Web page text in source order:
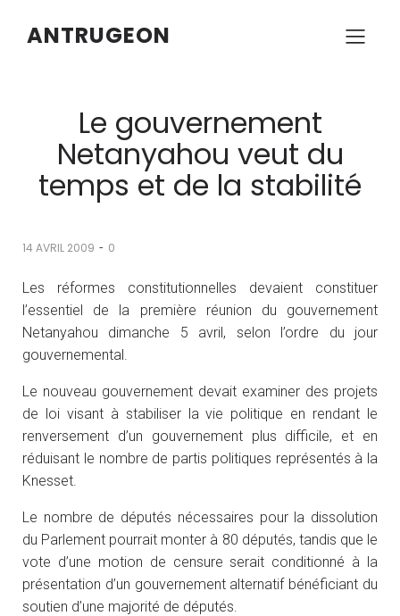
ANTRUGEON
Le gouvernement
Netanyahou veut du
temps et de la stabilité
14 AVRIL 2009 - 0
Les réformes constitutionnelles devaient constituer
l’essentiel de la première réunion du gouvernement
Netanyahou dimanche 5 avril, selon l’ordre du jour
gouvernemental.
Le nouveau gouvernement devait examiner des projets
de loi visant à stabiliser la vie politique en rendant le
renversement d’un gouvernement plus difficile, et en
réduisant le nombre de partis politiques représentés à la
Knesset.
Le nombre de députés nécessaires pour la dissolution
du Parlement pourrait monter à 80 députés, tandis que le
vote d’une motion de censure serait conditionné à la
présentation d’un gouvernement alternatif bénéficiant du
soutien d’une majorité de députés.